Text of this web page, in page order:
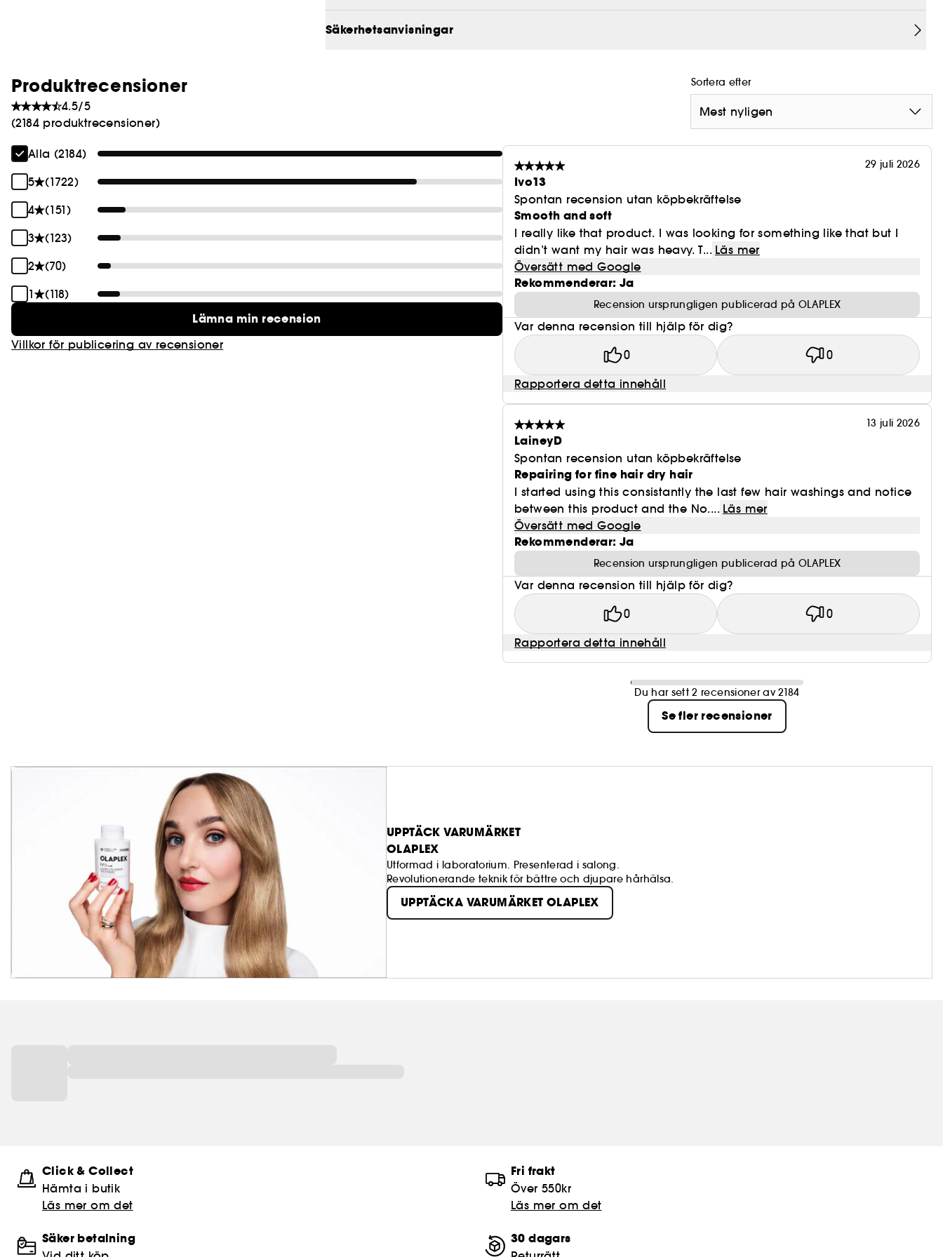
Säkerhetsanvisningar
Produktrecensioner
4.5/5
(2184 produktrecensioner)
Sortera efter
Mest nyligen
Alla (2184)
5
(1722)
4
(151)
3
(123)
2
(70)
1
(118)
Lämna min recension
Villkor för publicering av recensioner
29 juli 2026
Ivo13
Spontan recension utan köpbekräftelse
Smooth and soft
I really like that product. I was looking for something like that but I
didn’t want my hair was heavy. T... Läs mer
Översätt med Google
Rekommenderar: Ja
Recension ursprungligen publicerad på OLAPLEX
Var denna recension till hjälp för dig?
0 0
Rapportera detta innehåll
13 juli 2026
LaineyD
Spontan recension utan köpbekräftelse
Repairing for fine hair dry hair
I started using this consistantly the last few hair washings and notice
between this product and the No.... Läs mer
Översätt med Google
Rekommenderar: Ja
Recension ursprungligen publicerad på OLAPLEX
Var denna recension till hjälp för dig?
0 0
Rapportera detta innehåll
Du har sett 2 recensioner av 2184
Se fler recensioner
UPPTÄCK VARUMÄRKET
OLAPLEX
Utformad i laboratorium. Presenterad i salong.
Revolutionerande teknik för bättre och djupare hårhälsa.
UPPTÄCKA VARUMÄRKET OLAPLEX
Click & Collect
Hämta i butik​
Läs mer om det
Fri frakt
Över 550kr
Läs mer om det
Säker betalning 30 dagars